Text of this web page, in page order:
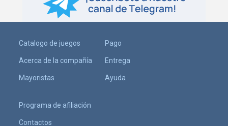
Catalogo de juegos
Acerca de la compañía
Mayoristas
Pago
Entrega
Ayuda
Programa de afiliación
Contactos